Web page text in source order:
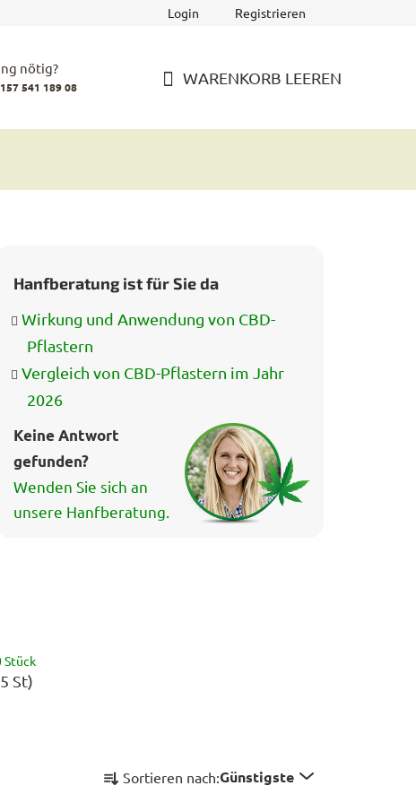
Login Registrieren
nötig?
541 189 08 WARENKORB LEEREN
Hanfberatung ist für Sie da
Wirkung und Anwendung von CBD-
Pflastern
Vergleich von CBD-Pflastern im Jahr
2026
Keine Antwort
gefunden?
Wenden Sie sich an
unsere Hanfberatung.
Stück
St)
r
Sortieren nach:Günstigste